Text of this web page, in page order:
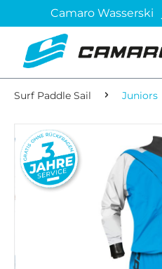
Camaro Wasserski
Surf Paddle Sail Juniors